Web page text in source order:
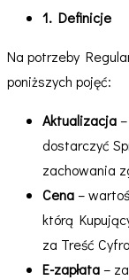
1. Definicje
Na potrzeby
poniższych pojęć:
Aktualizacja
dostarczyć
zachowania
Cena–
którą
za Treść
E-zapłata–